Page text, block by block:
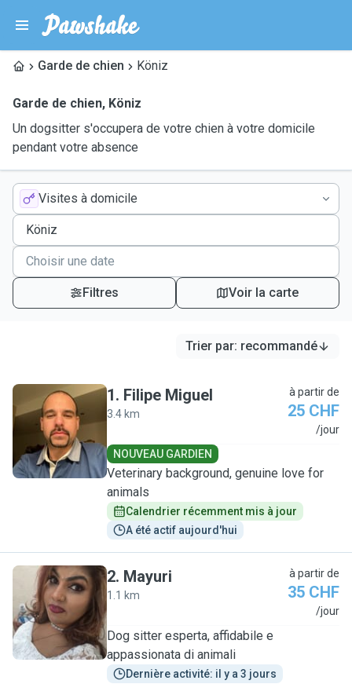
Garde de chien Köniz
Garde de chien, Köniz
Un dogsitter s'occupera de votre chien à votre domicile
pendant votre absence
Visites à domicile
Filtres Voir la carte
Trier par: recommandé
F
1. Filipe Miguel
3.4 km
à partir de
25 CHF
/jour
NOUVEAU GARDIEN
Veterinary background, genuine love for
animals
Calendrier récemment mis à jour
A été actif aujourd'hui
M
2. Mayuri
1.1 km
à partir de
35 CHF
/jour
Dog sitter esperta, affidabile e
appassionata di animali
Dernière activité: il y a 3 jours